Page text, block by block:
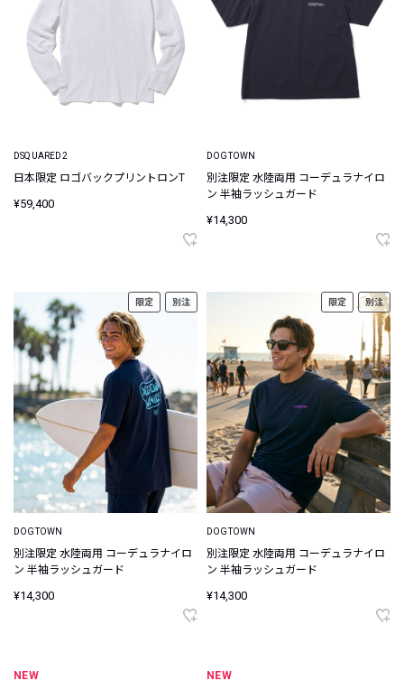
DSQUARED2
日本限定 ロゴバックプリントロンT
¥59,400
DOGTOWN
別注限定 水陸両用 コーデュラナイロ
ン 半袖ラッシュガード
¥14,300
限定 別注
DOGTOWN
別注限定 水陸両用 コーデュラナイロ
ン 半袖ラッシュガード
¥14,300
限定 別注
DOGTOWN
別注限定 水陸両用 コーデュラナイロ
ン 半袖ラッシュガード
¥14,300
NEW NEW